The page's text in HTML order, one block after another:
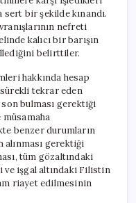
sert bir şekilde kınandı.
nefreti
kalıcı bir barışın
belirttiler.
hakkında hesap
sürekli tekrar eden
bulması gerektiği
benzer durumların
gerektiği
tüm gözaltındaki
işgal altındaki Filistin
riayet edilmesinin